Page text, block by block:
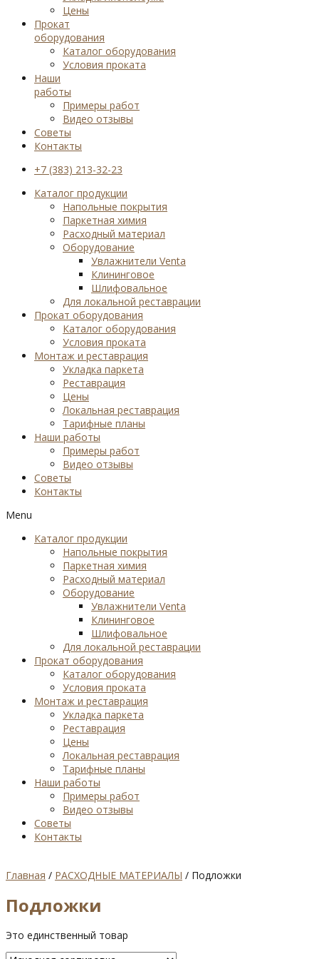
Цены
Прокат
оборудования
Каталог оборудования
Условия проката
Наши
работы
Примеры работ
Видео отзывы
Советы
Контакты
+7 (383) 213-32-23
Каталог продукции
Напольные покрытия
Паркетная химия
Расходный материал
Оборудование
Увлажнители Venta
Клининговое
Шлифовальное
Для локальной реставрации
Прокат оборудования
Каталог оборудования
Условия проката
Монтаж и реставрация
Укладка паркета
Реставрация
Цены
Локальная реставрация
Тарифные планы
Наши работы
Примеры работ
Видео отзывы
Советы
Контакты
Menu
Каталог продукции
Напольные покрытия
Паркетная химия
Расходный материал
Оборудование
Увлажнители Venta
Клининговое
Шлифовальное
Для локальной реставрации
Прокат оборудования
Каталог оборудования
Условия проката
Монтаж и реставрация
Укладка паркета
Реставрация
Цены
Локальная реставрация
Тарифные планы
Наши работы
Примеры работ
Видео отзывы
Советы
Контакты
Главная / РАСХОДНЫЕ МАТЕРИАЛЫ / Подложки
Подложки
Это единственный товар